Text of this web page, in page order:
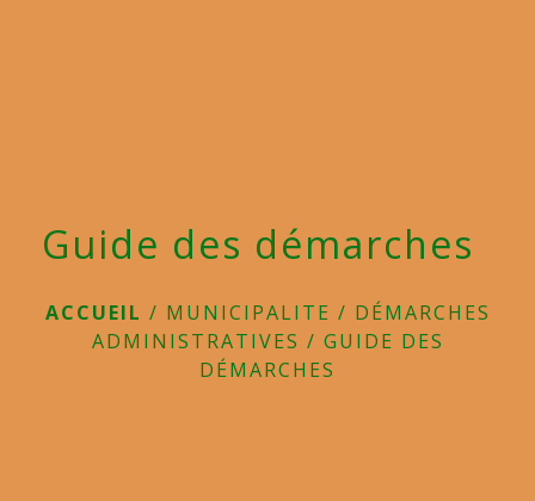
Guide des démarches
ACCUEIL / MUNICIPALITE / DÉMARCHES
ADMINISTRATIVES / GUIDE DES
DÉMARCHES